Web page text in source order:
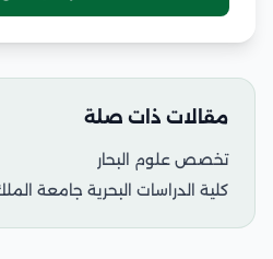
مقالات ذات صلة
تخصص علوم البحار
كلية الدراسات البحرية جامعة